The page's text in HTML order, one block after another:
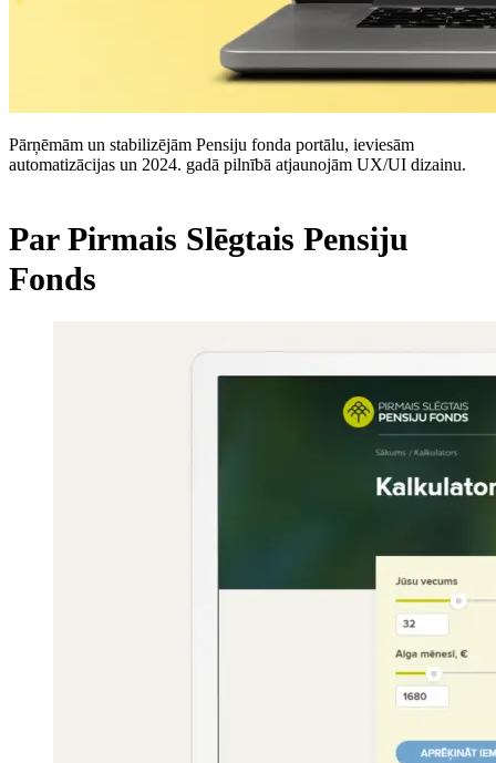
Pārņēmām un stabilizējām Pensiju fonda portālu, ieviesām
automatizācijas un 2024. gadā pilnībā atjaunojām UX/UI dizainu.
Par Pirmais Slēgtais Pensiju
Fonds